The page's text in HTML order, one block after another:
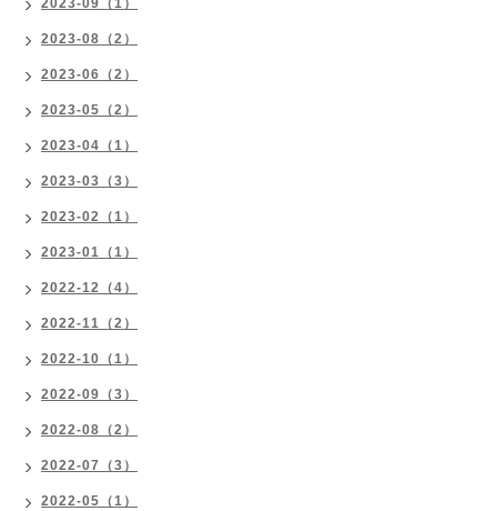
2023-09（1）
2023-08（2）
2023-06（2）
2023-05（2）
2023-04（1）
2023-03（3）
2023-02（1）
2023-01（1）
2022-12（4）
2022-11（2）
2022-10（1）
2022-09（3）
2022-08（2）
2022-07（3）
2022-05（1）